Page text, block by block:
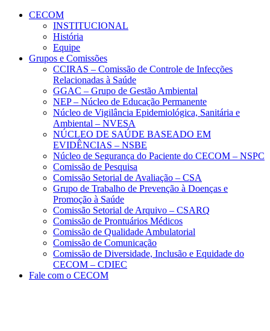
Conteúdo principal
CECOM
INSTITUCIONAL
História
Equipe
Grupos e Comissões
CCIRAS – Comissão de Controle de Infecções
Relacionadas à Saúde
GGAC – Grupo de Gestão Ambiental
NEP – Núcleo de Educação Permanente
Núcleo de Vigilância Epidemiológica, Sanitária e
Ambiental – NVESA
NÚCLEO DE SAÚDE BASEADO EM
EVIDÊNCIAS – NSBE
Núcleo de Segurança do Paciente do CECOM – NSPC
Comissão de Pesquisa
Comissão Setorial de Avaliação – CSA
Grupo de Trabalho de Prevenção à Doenças e
Promoção à Saúde
Comissão Setorial de Arquivo – CSARQ
Comissão de Prontuários Médicos
Comissão de Qualidade Ambulatorial
Comissão de Comunicação
Comissão de Diversidade, Inclusão e Equidade do
CECOM – CDIEC
Fale com o CECOM